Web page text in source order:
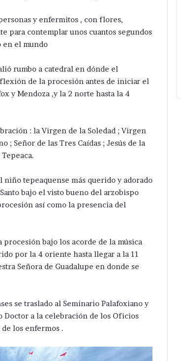
y enfermitos , con flores,
para contemplar unos cuantos segundos
en el mundo
rumbo a catedral en dónde el
de la procesión antes de iniciar el
y Mendoza ,y la 2 norte hasta la 4
: la Virgen de la Soledad ; Virgen
; Señor de las Tres Caídas ; Jesús de la
tepeaquense más querido y adorado
bajo el visto bueno del arzobispo
así como la presencia del
bajo los acorde de la música
por la 4 oriente hasta llegar a la 11
Señora de Guadalupe en donde se
se traslado al Seminario Palafoxiano y
a la celebración de los Oficios
los enfermos .